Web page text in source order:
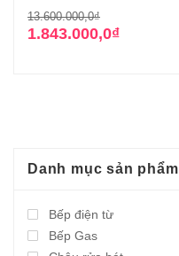
13.600.000,0₫Giá
gốc
1.843.000,0₫
Giá
hiện
Danh mục sản phẩm
Bếp điện từ
Bếp Gas